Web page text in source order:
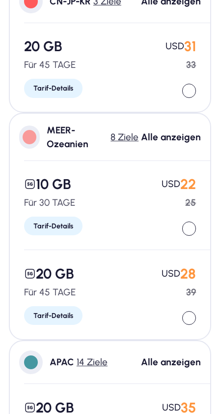
20 GB
Für 45 TAGE
Tarif-Details
USD31
33
MEER-
Ozeanien
8 Ziele Alle anzeigen
10 GB
Für 30 TAGE
Tarif-Details
USD22
25
20 GB
Für 45 TAGE
Tarif-Details
USD28
39
APAC 14 Ziele Alle anzeigen
20 GB USD35